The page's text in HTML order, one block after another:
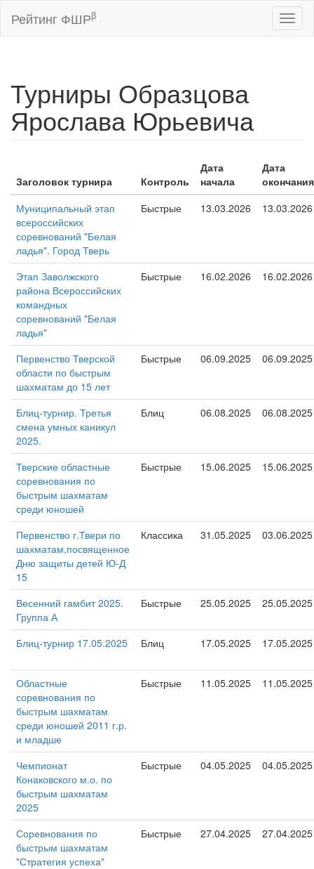
Рейтинг ФШРβ
Турниры Образцова
Ярослава Юрьевича
Заголовок турнира Контроль
Дата
начала
Дата
окончания
Муниципальный этап
всероссийских
соревнований "Белая
ладья". Город Тверь
Быстрые 13.03.2026 13.03.2026
Этап Заволжского
района Всероссийских
командных
соревнований "Белая
ладья"
Быстрые 16.02.2026 16.02.2026
Первенство Тверской
области по быстрым
шахматам до 15 лет
Быстрые 06.09.2025 06.09.2025
Блиц-турнир. Третья
смена умных каникул
2025.
Блиц 06.08.2025 06.08.2025
Тверские областные
соревнования по
быстрым шахматам
среди юношей
Быстрые 15.06.2025 15.06.2025
Первенство г.Твери по
шахматам,посвященное
Дню защиты детей Ю-Д
15
Классика 31.05.2025 03.06.2025
Весенний гамбит 2025.
Группа А
Быстрые 25.05.2025 25.05.2025
Блиц-турнир 17.05.2025 Блиц 17.05.2025 17.05.2025
Областные
соревнования по
быстрым шахматам
среди юношей 2011 г.р.
и младше
Быстрые 11.05.2025 11.05.2025
Чемпионат
Конаковского м.о. по
быстрым шахматам
2025
Быстрые 04.05.2025 04.05.2025
Соревнования по
быстрым шахматам
"Стратегия успеха"
Быстрые 27.04.2025 27.04.2025